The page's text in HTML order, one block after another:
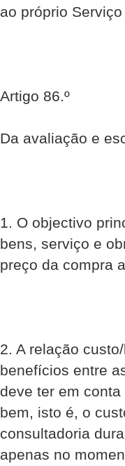
ao próprio
Artigo 86.º
Da avaliação e
1. O objectivo
bens, serviço e
preço da compra
2. A relação
benefícios entre
deve ter em
bem, isto é, o
consultadoria
apenas no